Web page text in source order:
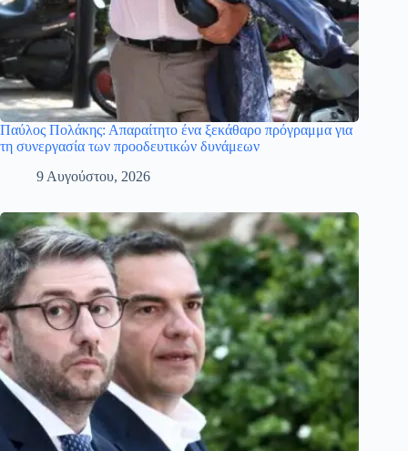
Παύλος Πολάκης: Απαραίτητο ένα ξεκάθαρο πρόγραμμα για
τη συνεργασία των προοδευτικών δυνάμεων
9 Αυγούστου, 2026